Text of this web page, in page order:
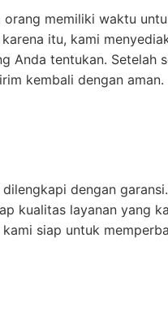
orang memiliki waktu
itu, kami
Anda tentukan. Setelah
kembali dengan aman.
dengan
kualitas layanan yang
siap untuk